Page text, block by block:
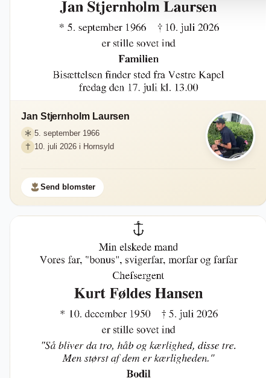
Jan Stjernholm Laursen
5. september 1966
10. juli 2026 i Hornsyld
Send blomster